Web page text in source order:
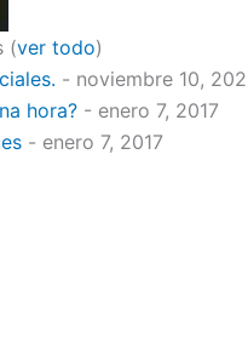
(ver todo)
- noviembre 10,
hora? - enero 7, 2017
- enero 7, 2017